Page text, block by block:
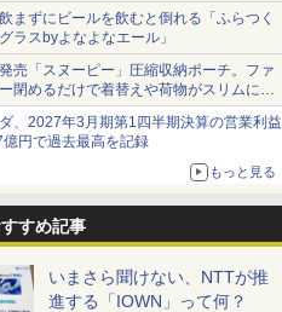
まずにビールを飲むと倒れる「ふらつく
ラスbyよなよなエール」
売「スヌーピー」圧縮収納ポーチ。ファ
閉めるだけで着替えや荷物がスリムにま
、2027年3月期第1四半期決算の営業利益
円で過去最高を記録
もっと見る
すめ記事
いまさら聞けない、NTTが推
進する「IOWN」って何？